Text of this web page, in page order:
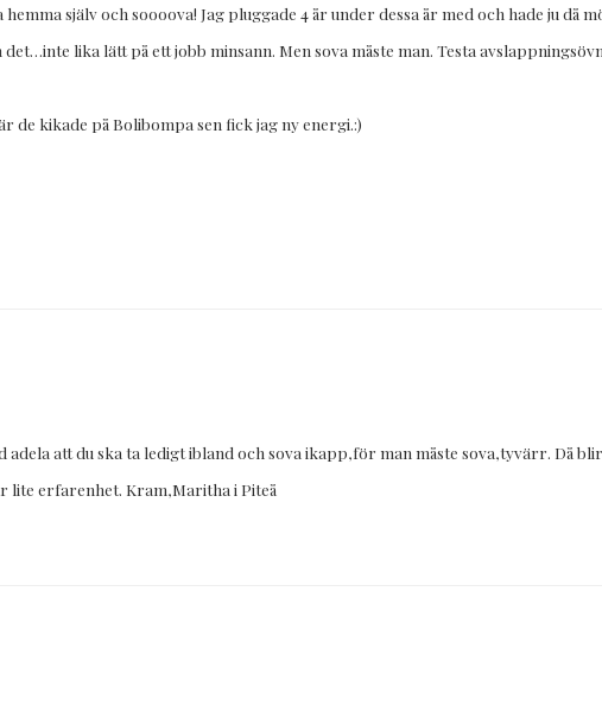
själv och soooova! Jag pluggade 4 år under dessa år med och hade ju då
lika lätt på ett jobb minsann. Men sova måste man. Testa
de kikade på Bolibompa sen fick jag ny energi.:)
adela att du ska ta ledigt ibland och sova ikapp,för man måste sova,tyvärr. Då
lite erfarenhet. Kram,Maritha i Piteå